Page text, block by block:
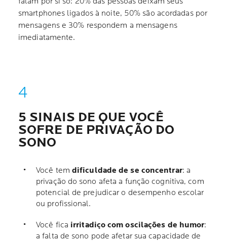
smartphones ligados à noite, 50% são acordadas por
mensagens e 30% respondem a mensagens
imediatamente.
5 SINAIS DE QUE VOCÊ
SOFRE DE PRIVAÇÃO DO
SONO
Você tem dificuldade de se concentrar: a
privação do sono afeta a função cognitiva, com
potencial de prejudicar o desempenho escolar
ou profissional.
Você fica irritadiço com oscilações de humor:
a falta de sono pode afetar sua capacidade de